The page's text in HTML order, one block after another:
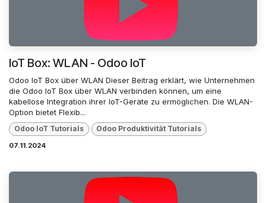
IoT Box: WLAN - Odoo IoT
Odoo IoT Box über WLAN Dieser Beitrag erklärt, wie Unternehmen
die Odoo IoT Box über WLAN verbinden können, um eine
kabellose Integration ihrer IoT-Geräte zu ermöglichen. Die WLAN-
Option bietet Flexib...
Odoo loT Tutorials Odoo Produktivität Tutorials
07.11.2024